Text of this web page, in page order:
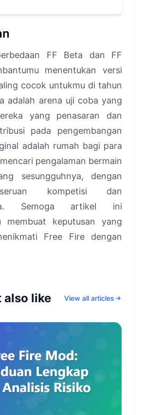
FF Beta dan FF
menentukan versi
cocok untukmu di tahun
adalah arena uji coba yang
yang penasaran dan
pada pengembangan
adalah rumah bagi para
pengalaman bermain
sesungguhnya, dengan
kompetisi dan
Semoga artikel ini
membuat keputusan yang
Free Fire dengan
also like View all articles